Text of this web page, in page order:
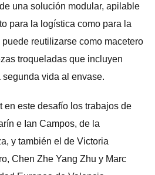
una solución modular, apilable
para la logística como para la
reutilizarse como macetero
troqueladas que incluyen
vida al envase.
en este desafío los trabajos de
e Ian Campos, de la
y también el de Victoria
Chen Zhe Yang Zhu y Marc